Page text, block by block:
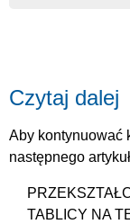
Czytaj dalej
Aby kontynuować
następnego
TABLICY NA